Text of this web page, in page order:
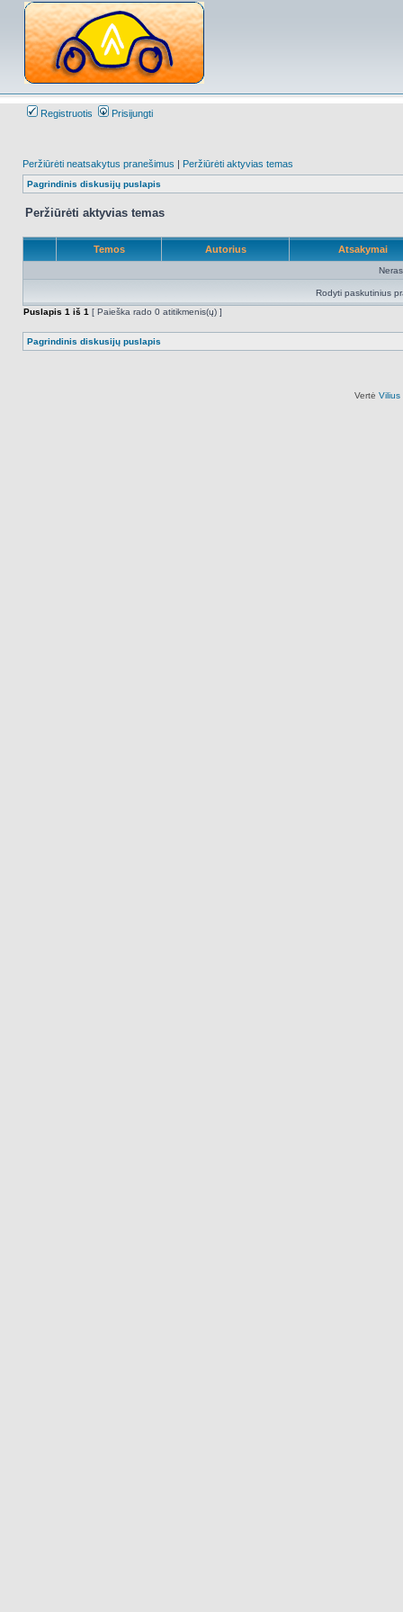
Registruotis Prisijungti
Peržiūrėti neatsakytus pranešimus | Peržiūrėti aktyvias temas
Pagrindinis diskusijų puslapis
Peržiūrėti aktyvias temas
Temos Autorius Atsakymai
Rodyti paskutinius
Puslapis 1 iš 1 [ Paieška rado 0 atitikmenis(ų) ]
Pagrindinis diskusijų puslapis
Vertė Vilius